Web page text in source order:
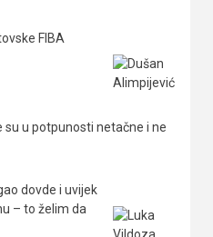
FIBA
su u potpunosti netačne i ne
dovde i uvijek
– to želim da